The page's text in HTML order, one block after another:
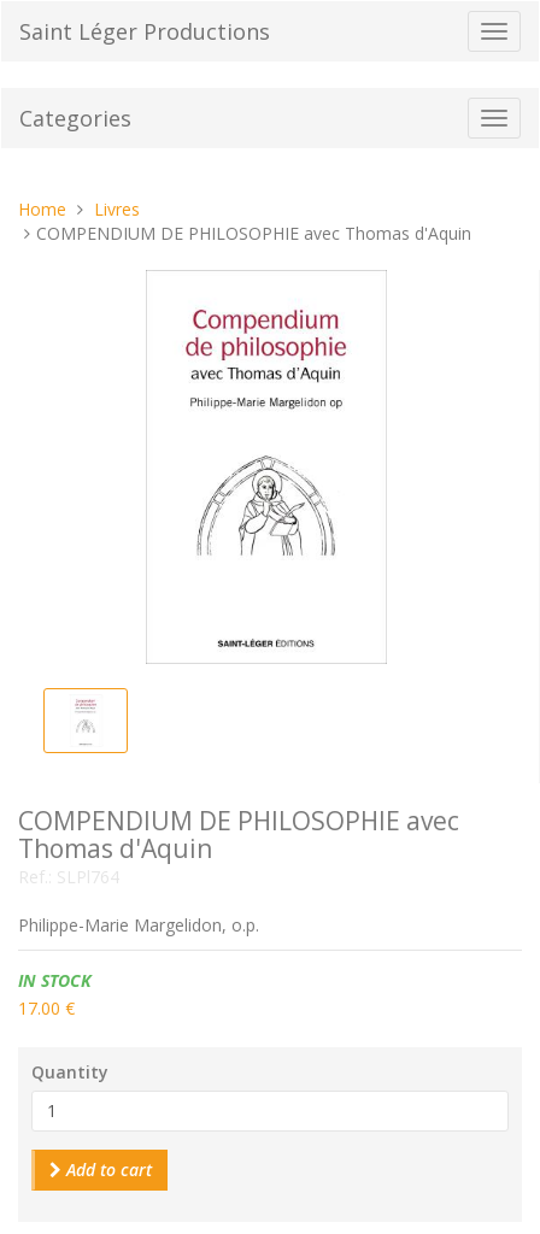
Saint Léger Productions
Categories
You
are
Home
Livres
COMPENDIUM DE PHILOSOPHIE avec Thomas d'Aquin
COMPENDIUM DE PHILOSOPHIE avec
Thomas d'Aquin
Ref.: SLPl764
Philippe-Marie Margelidon, o.p.
Availability:
IN STOCK
17.00 €
Quantity
Add to cart